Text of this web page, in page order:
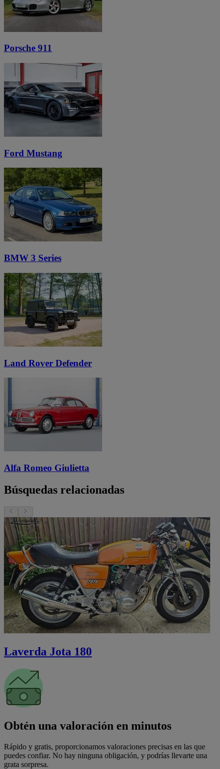
Porsche 911
Ford Mustang
BMW 3 Series
Land Rover Defender
Alfa Romeo Giulietta
Búsquedas relacionadas
Laverda Jota 180
Obtén una valoración en minutos
Rápido y gratis, proporcionamos valoraciones precisas en las que
puedes confiar. No hay ninguna obligación, y podrías llevarte una
grata sorpresa.